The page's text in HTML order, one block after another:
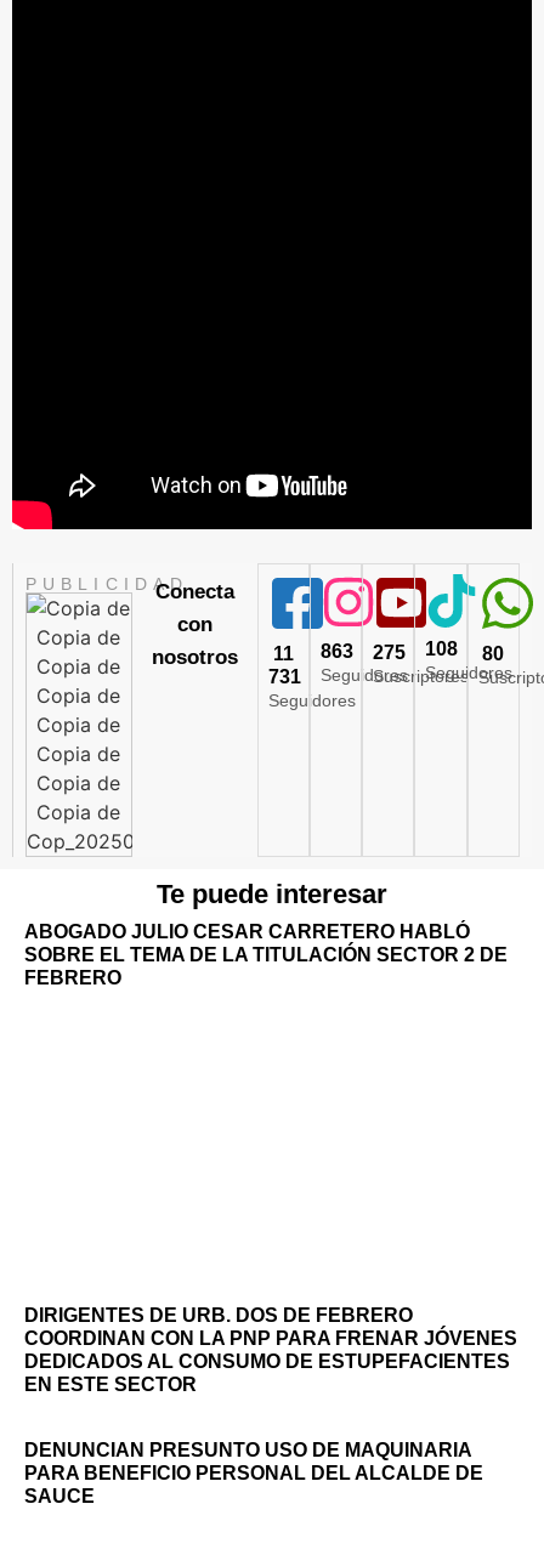
PUBLICIDADConecta
con
nosotros
11
731
Seguidores
863
Seguidores
275
Suscriptores
108
Seguidores
80
Te puede interesar
ABOGADO JULIO CESAR CARRETERO HABLÓ
SOBRE EL TEMA DE LA TITULACIÓN SECTOR 2 DE
FEBRERO
DIRIGENTES DE URB. DOS DE FEBRERO
COORDINAN CON LA PNP PARA FRENAR JÓVENES
DEDICADOS AL CONSUMO DE ESTUPEFACIENTES
EN ESTE SECTOR
DENUNCIAN PRESUNTO USO DE MAQUINARIA
PARA BENEFICIO PERSONAL DEL ALCALDE DE
SAUCE